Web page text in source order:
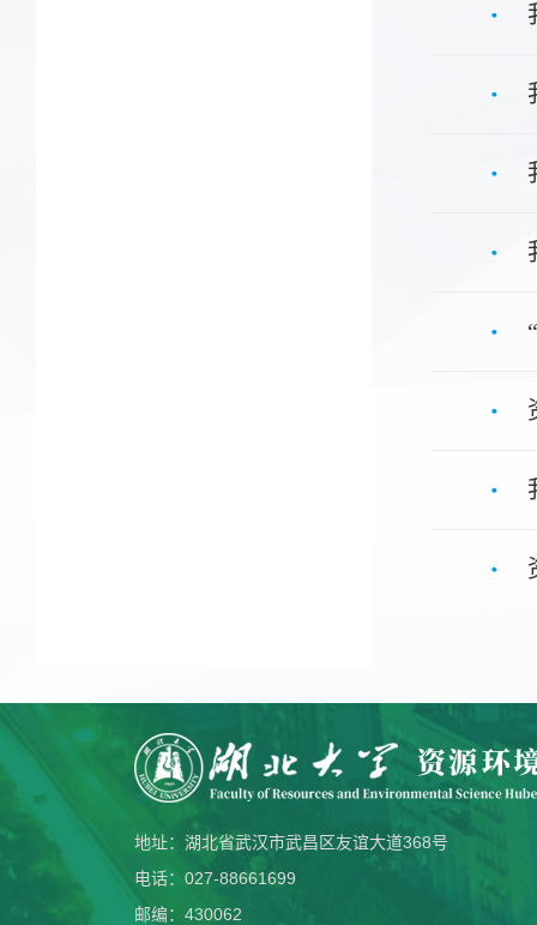
地址：湖北省武汉市武昌区友谊大道368号
电话：027-88661699
邮编：430062